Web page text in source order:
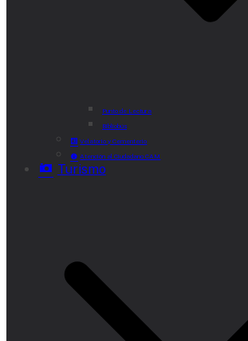
Punto de Lectura
Bibliobús
Velatorio y Cementerio
Atención al Ciudadano CAM
Turismo